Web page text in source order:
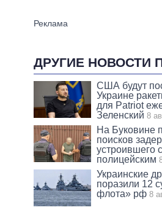
ДРУГИЕ НОВОСТИ
США будут
Украине
для Patriot
Зеленский 8
На Буковине
поисков
устроившего
полицейским
Украинские
поразили 12
флота» рф 8